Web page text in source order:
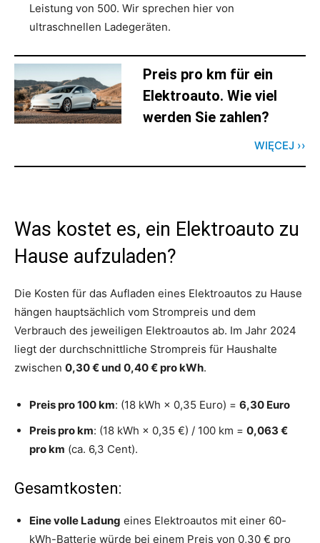
Leistung von 500. Wir sprechen hier von
ultraschnellen Ladegeräten.
Preis pro km für ein
Elektroauto. Wie viel
werden Sie zahlen?
WIĘCEJ ››
Was kostet es, ein Elektroauto zu
Hause aufzuladen?
Die Kosten für das Aufladen eines Elektroautos zu Hause
hängen hauptsächlich vom Strompreis und dem
Verbrauch des jeweiligen Elektroautos ab. Im Jahr 2024
liegt der durchschnittliche Strompreis für Haushalte
zwischen 0,30 € und 0,40 € pro kWh.
Preis pro 100 km: (18 kWh × 0,35 Euro) = 6,30 Euro
Preis pro km: (18 kWh × 0,35 €) / 100 km = 0,063 €
pro km (ca. 6,3 Cent).
Gesamtkosten:
Eine volle Ladung eines Elektroautos mit einer 60-
kWh-Batterie würde bei einem Preis von 0,30 € pro